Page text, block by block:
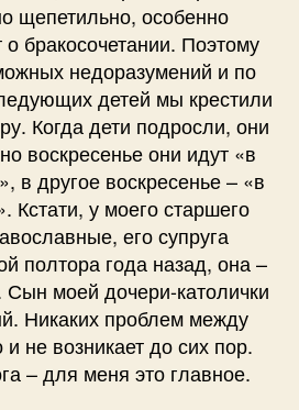
щепетильно, особенно
о бракосочетании. Поэтому
недоразумений и по
детей мы крестили
Когда дети подросли, они
воскресенье они идут «в
в другое воскресенье – «в
у моего старшего
его супруга
полтора года назад, она –
моей дочери-католички
Никаких проблем между
не возникает до сих пор.
– для меня это главное.